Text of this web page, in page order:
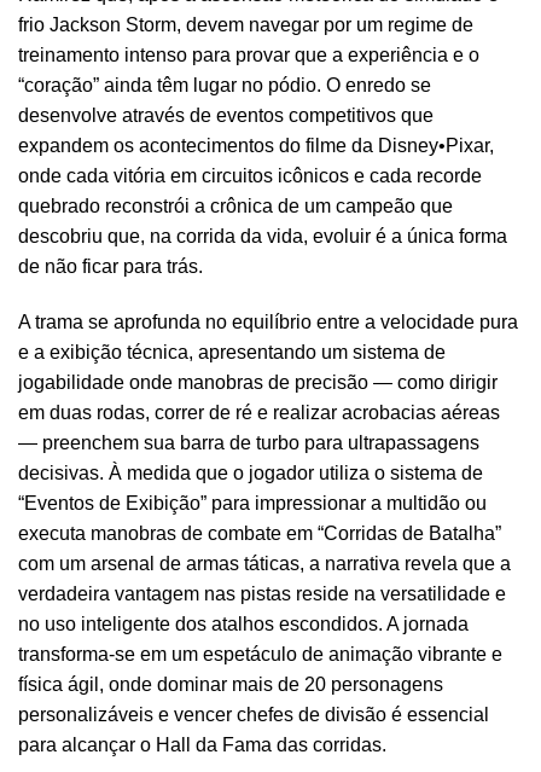
frio Jackson Storm, devem navegar por um regime de
treinamento intenso para provar que a experiência e o
“coração” ainda têm lugar no pódio. O enredo se
desenvolve através de eventos competitivos que
expandem os acontecimentos do filme da Disney•Pixar,
onde cada vitória em circuitos icônicos e cada recorde
quebrado reconstrói a crônica de um campeão que
descobriu que, na corrida da vida, evoluir é a única forma
de não ficar para trás.
A trama se aprofunda no equilíbrio entre a velocidade pura
e a exibição técnica, apresentando um sistema de
jogabilidade onde manobras de precisão — como dirigir
em duas rodas, correr de ré e realizar acrobacias aéreas
— preenchem sua barra de turbo para ultrapassagens
decisivas. À medida que o jogador utiliza o sistema de
“Eventos de Exibição” para impressionar a multidão ou
executa manobras de combate em “Corridas de Batalha”
com um arsenal de armas táticas, a narrativa revela que a
verdadeira vantagem nas pistas reside na versatilidade e
no uso inteligente dos atalhos escondidos. A jornada
transforma-se em um espetáculo de animação vibrante e
física ágil, onde dominar mais de 20 personagens
personalizáveis e vencer chefes de divisão é essencial
para alcançar o Hall da Fama das corridas.